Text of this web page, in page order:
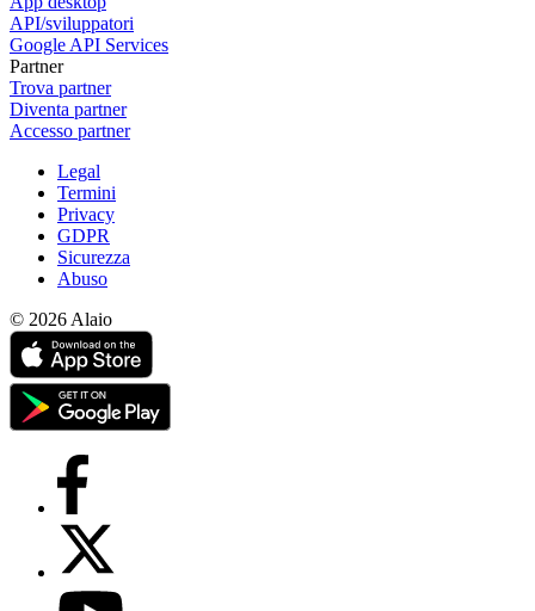
API/sviluppatori
Google API Services
Partner
Trova partner
Diventa partner
Accesso partner
Legal
Termini
Privacy
GDPR
Sicurezza
Abuso
© 2026 Alaio